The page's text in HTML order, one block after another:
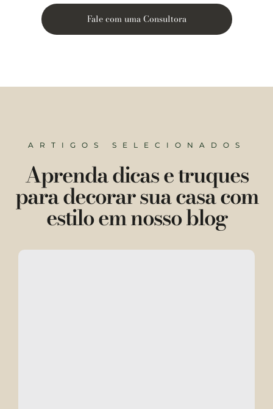
Fale com uma Consultora
ARTIGOS SELECIONADOS
Aprenda dicas e truques
para decorar sua casa com
estilo em nosso blog